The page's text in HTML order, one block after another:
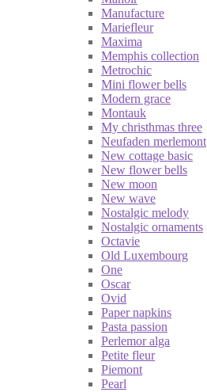
Manufacture
Mariefleur
Maxima
Memphis collection
Metrochic
Mini flower bells
Modern grace
Montauk
My christhmas three
Neufaden merlemont
New cottage basic
New flower bells
New moon
New wave
Nostalgic melody
Nostalgic ornaments
Octavie
Old Luxembourg
One
Oscar
Ovid
Paper napkins
Pasta passion
Perlemor alga
Petite fleur
Piemont
Pearl